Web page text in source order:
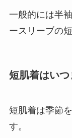
一般的には半
ースリーブの
短肌着はいつ
短肌着は季節
す。